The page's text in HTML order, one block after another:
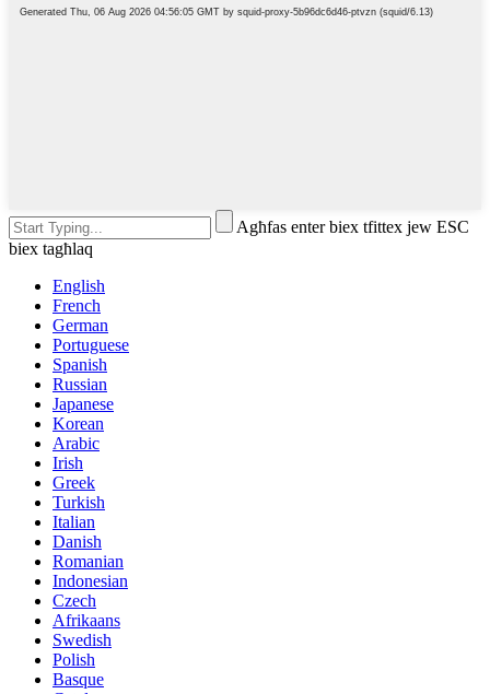
Agħfas enter biex tfittex jew ESC
biex tagħlaq
English
French
German
Portuguese
Spanish
Russian
Japanese
Korean
Arabic
Irish
Greek
Turkish
Italian
Danish
Romanian
Indonesian
Czech
Afrikaans
Swedish
Polish
Basque